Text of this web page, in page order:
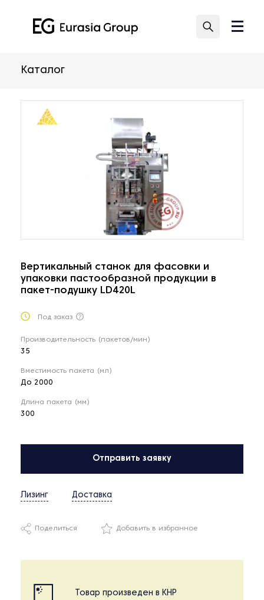
Каталог
Вертикальный станок для фасовки и
упаковки пастообразной продукции в
пакет-подушку LD420L
Под заказ
Производительность (пакетов/мин)
35
Вместимость пакета (мл)
До 2000
Длина пакета (мм)
300
Отправить заявку
Лизинг Доставка
Поделиться Добавить в избранное
Товар произведен в КНР